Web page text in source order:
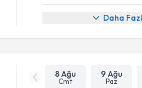
Daha
8 Ağu
Cmt
9 Ağu
Paz